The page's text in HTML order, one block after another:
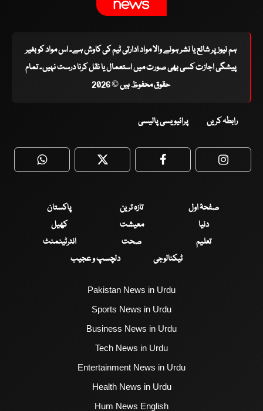
ہم نیوز پر شائع یا نشر ہونے والا مواد ادارتی ٹیم کی کاوش ہے۔ اس مواد کو بغیر
پیشگی اجازت کسی بھی صورت میں استعمال یا نقل کرنا درست نہیں۔ تمام
حقوق محفوظ ہیں © 2026
رابطہ کریں پرائیویسی پالیسی
WhatsApp Twitter Facebook
صفحۂ اول تازہ ترین
پاکستان
دنیا
معیشت
کھیل
تعلیم
صحت
انٹرٹینمنٹ
ٹیکنالوجی
دلچسپ و عجیب
Pakistan News in Urdu
Sports News in Urdu
Business News in Urdu
Tech News in Urdu
Entertainment News in Urdu
Health News in Urdu
Hum News English